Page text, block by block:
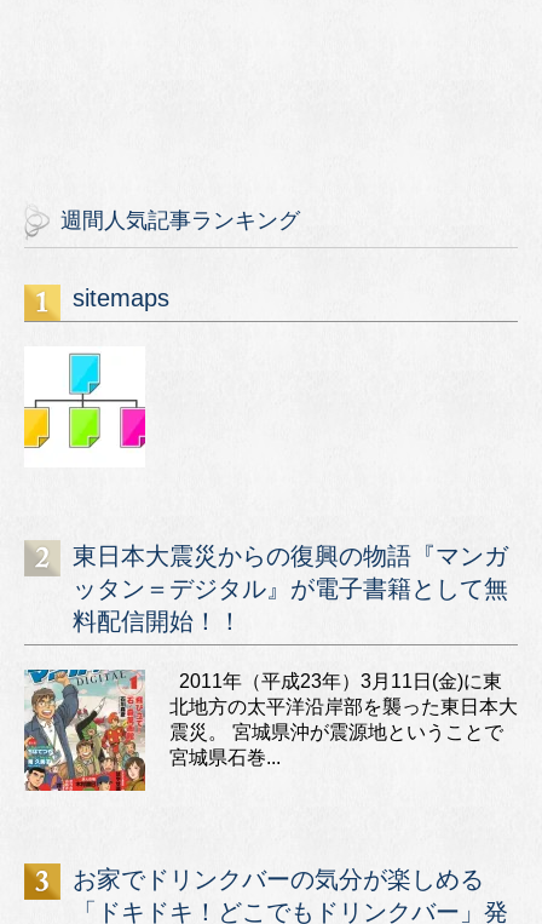
週間人気記事ランキング
sitemaps
東日本大震災からの復興の物語『マンガ
ッタン＝デジタル』が電子書籍として無
料配信開始！！
2011年（平成23年）3月11日(金)に東
北地方の太平洋沿岸部を襲った東日本大
震災。 宮城県沖が震源地ということで
宮城県石巻...
お家でドリンクバーの気分が楽しめる
「ドキドキ！どこでもドリンクバー」発